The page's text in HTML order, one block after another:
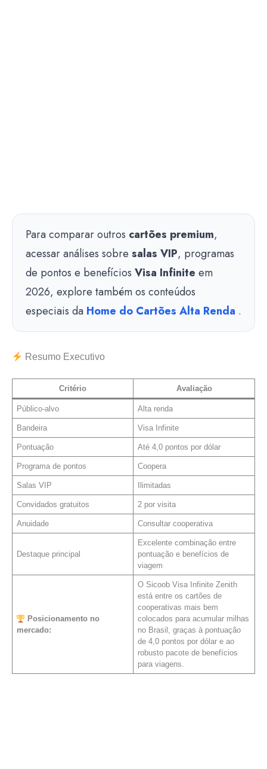
Para comparar outros cartões premium,
acessar análises sobre salas VIP, programas
de pontos e benefícios Visa Infinite em
2026, explore também os conteúdos
especiais da Home do Cartões Alta Renda .
Resumo Executivo
Critério Avaliação
Público-alvo Alta renda
Bandeira Visa Infinite
Pontuação Até 4,0 pontos por dólar
Programa de pontos Coopera
Salas VIP Ilimitadas
Convidados gratuitos 2 por visita
Anuidade Consultar cooperativa
Destaque principal
Excelente combinação entre
pontuação e benefícios de
viagem
Posicionamento no
mercado:
O Sicoob Visa Infinite Zenith
está entre os cartões de
cooperativas mais bem
colocados para acumular milhas
no Brasil, graças à pontuação
de 4,0 pontos por dólar e ao
robusto pacote de benefícios
para viagens.